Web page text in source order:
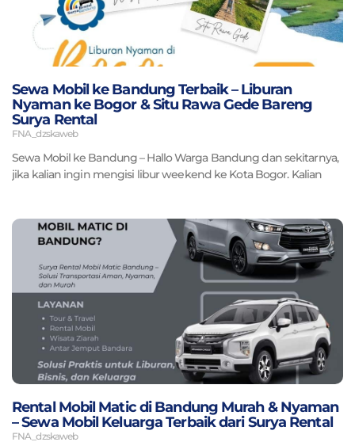
Sewa Mobil ke Bandung Terbaik – Liburan
Nyaman ke Bogor & Situ Rawa Gede Bareng
Surya Rental
FNA_dzskaweb
Sewa Mobil ke Bandung – Hallo Warga Bandung dan sekitarnya,
jika kalian ingin mengisi libur weekend ke Kota Bogor. Kalian
Rental Mobil Matic di Bandung Murah & Nyaman
– Sewa Mobil Keluarga Terbaik dari Surya Rental
FNA_dzskaweb